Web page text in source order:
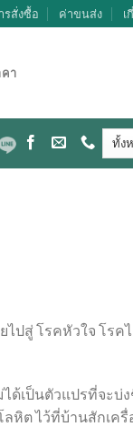
รสั่งซื้อ ค่าขนส่ง เ
า
ไปสู่ โรคหัวใจ โรค
ได้เป็นตัวแปรที่จะบ่
ลหิตไว้ที่บ้านสักเครื่